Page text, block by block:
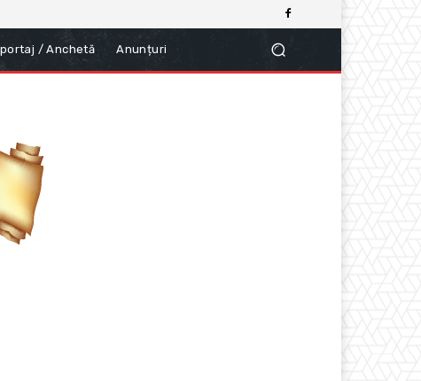
/ Anchetă Anunțuri